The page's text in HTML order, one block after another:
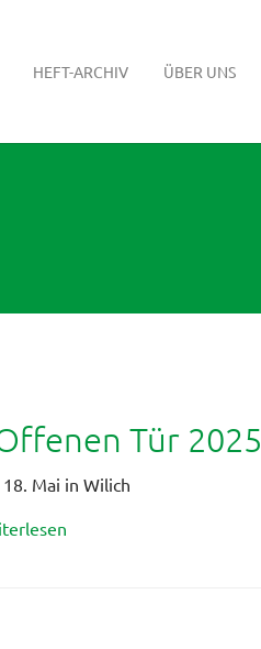
HEFT-ARCHIV ÜBER UNS
Tür 2025
Mai in Wilich